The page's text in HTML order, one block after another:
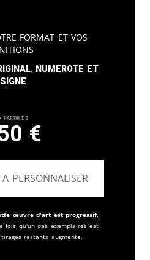
format et vos
Numerote et
signe
partir de
€
PERSONNALISER
œuvre d'art est progressif.
fois qu'un des exemplaires est
restants augmente.